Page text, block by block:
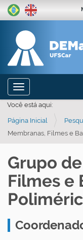
Toggle navigation
Você está aqui:
Página Inicial
Membranas, Filmes e
Grupo
Filmes e